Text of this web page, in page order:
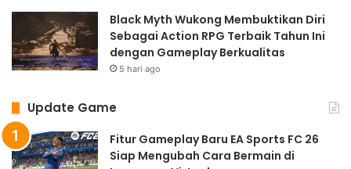
Black Myth Wukong Membuktikan Diri
Sebagai Action RPG Terbaik Tahun Ini
dengan Gameplay Berkualitas
5 hari ago
Update Game
Fitur Gameplay Baru EA Sports FC 26
Siap Mengubah Cara Bermain di